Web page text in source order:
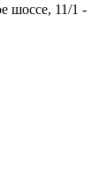
шоссе, 11/1 -